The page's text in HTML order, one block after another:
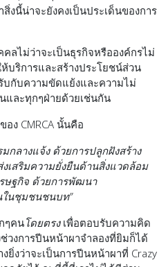
งนี้น่าจะยังคงเป็นประเด็นของการ
ไม่ว่าจะเป็นธุรกิจหรือองค์กรไม่
บริการและสร้างประโยชน์ส่วน
กับความขัดแย้งและความไม่
และทุกๆฝ่ายด้วยเช่นกัน
ง CMRCA นั้นคือ
กลางแจ้ง ด้วยการปลูกฝังสร้าง
เสริมความยั่งยืนด้านสิ่งแวดล้อม
ษฐกิจ ด้วยการพัฒนา
ในชุมชนชนบท”
ๆคนโดยตรง เพื่อตอบรับความคิด
วงการปีนหน้าผาจำลองที่ยิมก็ได้
ยิ่งว่าจะเป็นการปีนหน้าผาที่ Crazy